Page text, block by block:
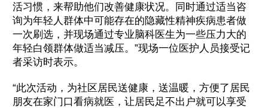
活习惯，来帮助他们改善健康状况。同时通过适当咨
询为年轻人群体中可能存在的隐藏性精神疾病患者做
一次刷选，并现场通过专业脑科医生为一些压力大的
年轻白领群体做适当减压。”现场一位医护人员接受记
者采访时表示。
“此次活动，为社区居民送健康，送温暖，方便了居民
朋友在家门口看病就医，让居民足不出户就可以享受